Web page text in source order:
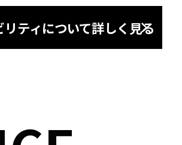
ティについて詳しく見る